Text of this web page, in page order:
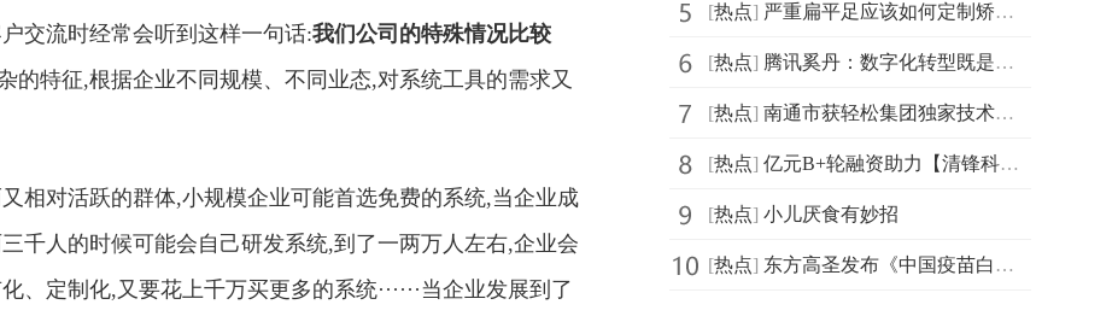
交流时经常会听到这样一句话:我们公司的特殊情况比较
的特征,根据企业不同规模、不同业态,对系统工具的需求又
相对活跃的群体,小规模企业可能首选免费的系统,当企业成
千人的时候可能会自己研发系统,到了一两万人左右,企业会
定制化,又要花上千万买更多的系统······当企业发展到了
[热点] 严重扁平足应该如何定制矫正鞋
[热点] 腾讯奚丹：数字化转型既是持久战更是攻坚战
[热点] 南通市获轻松集团独家技术支持，年度民心工程医保南通保
[热点] 亿元B+轮融资助力【清锋科技】拓展齿科、医疗、消费等市场
[热点] 小儿厌食有妙招
[热点] 东方高圣发布《中国疫苗白皮书》， “疫苗投行”苏州启航